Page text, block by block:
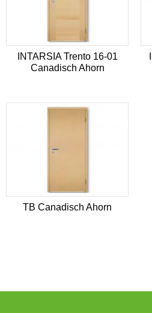
INTARSIA Trento 16-01
Canadisch Ahorn
TB Canadisch Ahorn